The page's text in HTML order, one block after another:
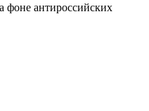
фоне антироссийских